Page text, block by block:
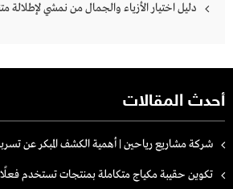
دليل اختيار الأزياء والجمال من نمشي لإطلالة
أحدث المقالات
شركة مشاريع رياحين | أهمية الكشف المبكر عن
تكوين حقيبة مكياج متكاملة بمنتجات تستخدم فعلًا